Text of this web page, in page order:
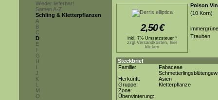
Wieder lieferbar!
Samen A-Z
Schling & Kletterpflanzen
A
B
C
D
E
F
G
H
I
J
K
L
M
O
2,50€
inkl. 7% Umsatzsteuer *
zzgl.Versandkosten, hier
klicken
Poison
(10 Korn)
Trauben
Steckbrief
Familie:
Fabaceae
Herkunft:
Asien
Gruppe:
Kletterpflanze
Zone:
Überwinterung: